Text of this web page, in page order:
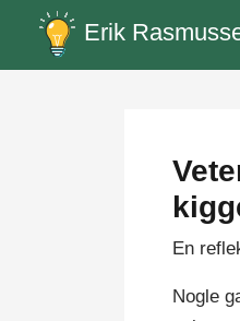
Erik
En
Nogle